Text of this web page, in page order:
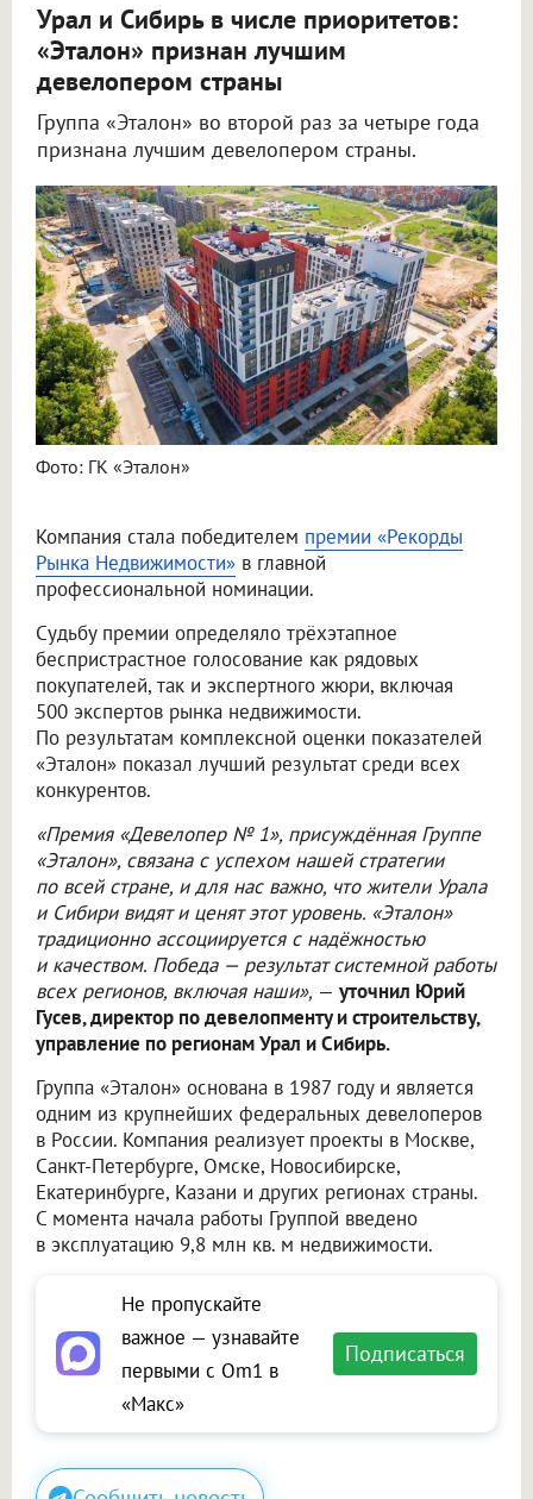
Урал и Сибирь в числе приоритетов:
«Эталон» признан лучшим
девелопером страны
Группа «Эталон» во второй раз за четыре года
признана лучшим девелопером страны.
Фото: ГК «Эталон»
Компания стала победителем премии «Рекорды
Рынка Недвижимости» в главной
профессиональной номинации.
Судьбу премии определяло трёхэтапное
беспристрастное голосование как рядовых
покупателей, так и экспертного жюри, включая
500 экспертов рынка недвижимости.
По результатам комплексной оценки показателей
«Эталон» показал лучший результат среди всех
конкурентов.
«Премия «Девелопер № 1», присуждённая Группе
«Эталон», связана с успехом нашей стратегии
по всей стране, и для нас важно, что жители Урала
и Сибири видят и ценят этот уровень. «Эталон»
традиционно ассоциируется с надёжностью
и качеством. Победа — результат системной работы
всех регионов, включая наши», — уточнил Юрий
Гусев, директор по девелопменту и строительству,
управление по регионам Урал и Сибирь.
Группа «Эталон» основана в 1987 году и является
одним из крупнейших федеральных девелоперов
в России. Компания реализует проекты в Москве,
Санкт-Петербурге, Омске, Новосибирске,
Екатеринбурге, Казани и других регионах страны.
С момента начала работы Группой введено
в эксплуатацию 9,8 млн кв. м недвижимости.
Не пропускайте
важное — узнавайте
первыми с Om1 в
«Макс»
Подписаться